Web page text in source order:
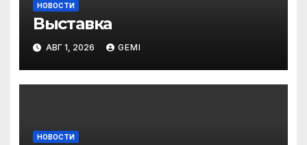
НОВОСТИ
Выставка
АВГ 1, 2026 GEMI
НОВОСТИ